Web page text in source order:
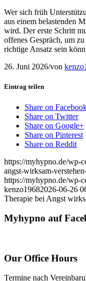
Wer sich früh
aus einem belastenden
wird. Der erste Schritt
offenes Gespräch, um
richtige Ansatz sein
26. Juni 2026/von
Eintrag teilen
Share on
Share on Twitter
Share on Google+
Share on Pinterest
Share on Reddit
https://myhypno.de/wp-
angst-wirksam-
https://myhypno.de/wp-
kenzo19682026-06-26
Therapie bei Angst
Myhypno auf
Our Office Hours
Termine nach